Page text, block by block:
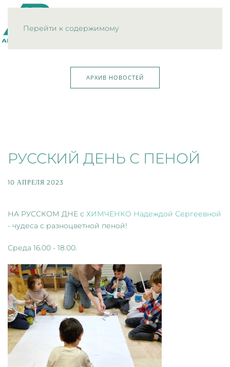
Перейти к содержимому
АРХИВ НОВОСТЕЙ
РУССКИЙ ДЕНЬ С ПЕНОЙ
10 АПРЕЛЯ 2023
НА РУССКОМ ДНЕ с ХИМЧЕНКО Надеждой Сергеевной
- чудеса с разноцветной пеной!
Среда 16.00 - 18.00.